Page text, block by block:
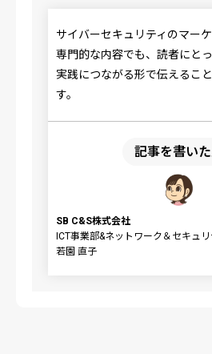
記事を書い
SB C&S株式会社
ICT事業部&ネットワーク＆セキュ
若園 直子
サイバーセキュリティのマーケ
専門的な内容でも、読者にと
実践につながる形で伝えるこ
す。